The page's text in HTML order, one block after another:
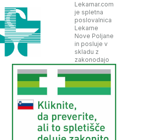
Lekarnar.com
je spletna
poslovalnica
Lekarne
Nove Poljane
in posluje v
skladu z
zakonodajo